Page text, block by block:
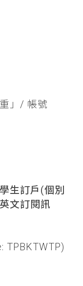
」/ 帳號
生訂戶(個別
文訂閱訊
TPBKTWTP)